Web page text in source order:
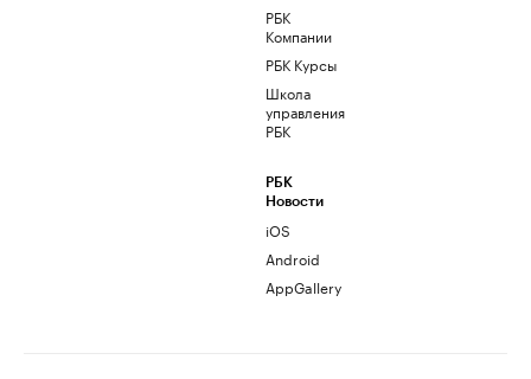
РБК
Компании
РБК Курсы
Школа
управления
РБК
РБК
Новости
iOS
Android
AppGallery